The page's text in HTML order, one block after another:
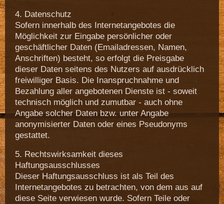
4. Datenschutz
Sofern innerhalb des Internetangebotes die
Möglichkeit zur Eingabe persönlicher oder
geschäftlicher Daten (Emailadressen, Namen,
Anschriften) besteht, so erfolgt die Preisgabe
dieser Daten seitens des Nutzers auf ausdrücklich
freiwilliger Basis. Die Inanspruchnahme und
Bezahlung aller angebotenen Dienste ist - soweit
technisch möglich und zumutbar - auch ohne
Angabe solcher Daten bzw. unter Angabe
anonymisierter Daten oder eines Pseudonyms
gestattet.
5. Rechtswirksamkeit dieses
Haftungsausschlusses
Dieser Haftungsausschluss ist als Teil des
Internetangebotes zu betrachten, von dem aus auf
diese Seite verwiesen wurde. Sofern Teile oder